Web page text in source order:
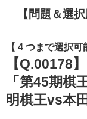
【問題＆選択
【 4 つまで選択
【Q.00178
「第45期棋
明棋王vs本